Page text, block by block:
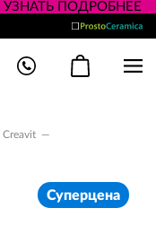
УЗНАТЬ ПОДРОБНЕЕ
Creavit —
Суперцена